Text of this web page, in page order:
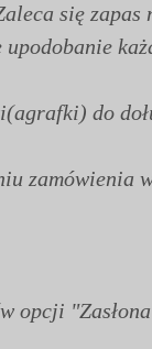
się zapas
do
zamówienia
opcji